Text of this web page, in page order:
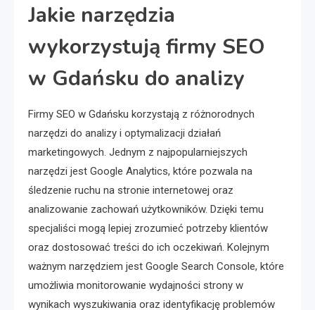
Jakie narzędzia
wykorzystują firmy SEO
w Gdańsku do analizy
Firmy SEO w Gdańsku korzystają z różnorodnych
narzędzi do analizy i optymalizacji działań
marketingowych. Jednym z najpopularniejszych
narzędzi jest Google Analytics, które pozwala na
śledzenie ruchu na stronie internetowej oraz
analizowanie zachowań użytkowników. Dzięki temu
specjaliści mogą lepiej zrozumieć potrzeby klientów
oraz dostosować treści do ich oczekiwań. Kolejnym
ważnym narzędziem jest Google Search Console, które
umożliwia monitorowanie wydajności strony w
wynikach wyszukiwania oraz identyfikację problemów